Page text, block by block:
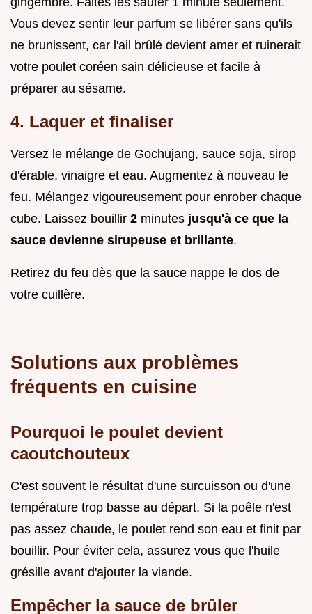
Vous devez sentir leur parfum se libérer sans qu'ils
ne brunissent, car l'ail brûlé devient amer et ruinerait
votre poulet coréen sain délicieuse et facile à
préparer au sésame.
4. Laquer et finaliser
Versez le mélange de Gochujang, sauce soja, sirop
d'érable, vinaigre et eau. Augmentez à nouveau le
feu. Mélangez vigoureusement pour enrober chaque
cube. Laissez bouillir 2 minutes jusqu'à ce que la
sauce devienne sirupeuse et brillante.
Retirez du feu dès que la sauce nappe le dos de
votre cuillère.
Solutions aux problèmes
fréquents en cuisine
Pourquoi le poulet devient
caoutchouteux
C'est souvent le résultat d'une surcuisson ou d'une
température trop basse au départ. Si la poêle n'est
pas assez chaude, le poulet rend son eau et finit par
bouillir. Pour éviter cela, assurez vous que l'huile
grésille avant d'ajouter la viande.
Empêcher la sauce de brûler